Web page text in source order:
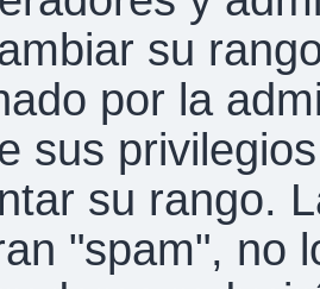
su
por la
sus
su rango.
"spam", no